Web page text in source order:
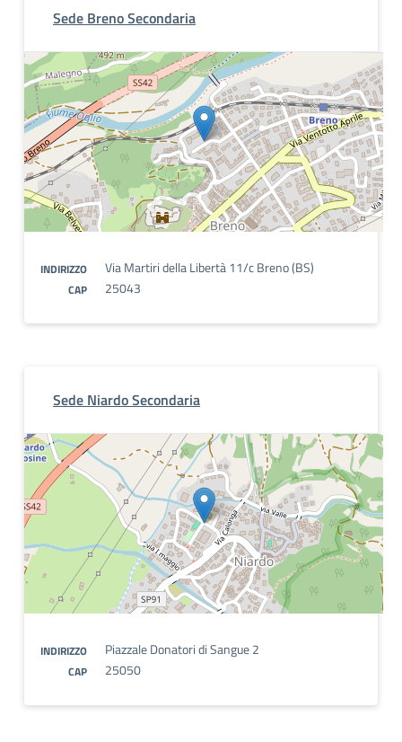
Sede Breno Secondaria
INDIRIZZO Via Martiri della Libertà 11/c Breno (BS)
CAP 25043
Sede Niardo Secondaria
INDIRIZZO Piazzale Donatori di Sangue 2
CAP 25050